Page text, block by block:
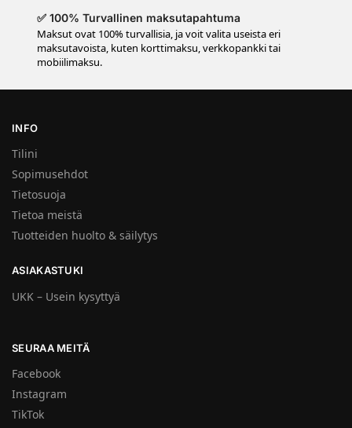
✅ 100% Turvallinen maksutapahtuma
Maksut ovat 100% turvallisia, ja voit valita useista eri
maksutavoista, kuten korttimaksu, verkkopankki tai
mobiilimaksu.
INFO
Tilini
Sopimusehdot
Tietosuoja
Tietoa meistä
Tuotteiden huolto & säilytys
ASIAKASTUKI
UKK – Usein kysyttyä
SEURAA MEITÄ
Facebook
Instagram
TikTok